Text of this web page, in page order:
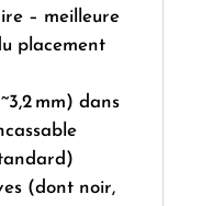
– meilleure
placement
mm) dans
(dont noir,